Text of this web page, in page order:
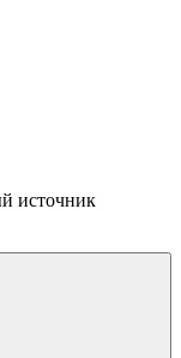
источник